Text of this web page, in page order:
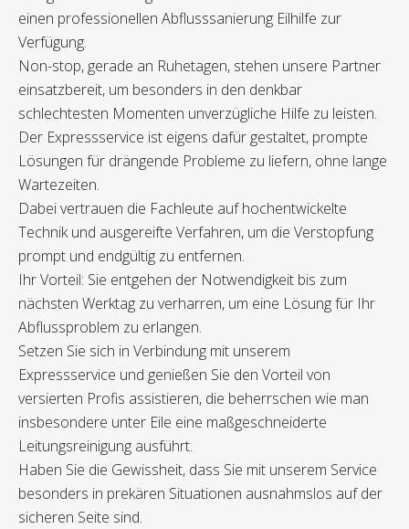
einen professionellen Abflusssanierung Eilhilfe zur
Verfügung.
Non-stop, gerade an Ruhetagen, stehen unsere Partner
einsatzbereit, um besonders in den denkbar
schlechtesten Momenten unverzügliche Hilfe zu leisten.
Der Expressservice ist eigens dafür gestaltet, prompte
Lösungen für drängende Probleme zu liefern, ohne lange
Wartezeiten.
Dabei vertrauen die Fachleute auf hochentwickelte
Technik und ausgereifte Verfahren, um die Verstopfung
prompt und endgültig zu entfernen.
Ihr Vorteil: Sie entgehen der Notwendigkeit bis zum
nächsten Werktag zu verharren, um eine Lösung für Ihr
Abflussproblem zu erlangen.
Setzen Sie sich in Verbindung mit unserem
Expressservice und genießen Sie den Vorteil von
versierten Profis assistieren, die beherrschen wie man
insbesondere unter Eile eine maßgeschneiderte
Leitungsreinigung ausführt.
Haben Sie die Gewissheit, dass Sie mit unserem Service
besonders in prekären Situationen ausnahmslos auf der
sicheren Seite sind.